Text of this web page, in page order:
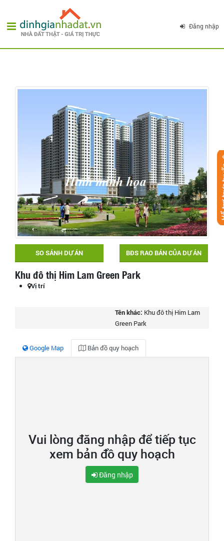
Đăng nhập
SO SÁNH DỰ ÁN BĐS RAO BÁN CỦA DỰ ÁN
Khu đô thị Him Lam Green Park
Vị trí
Tên khác: Khu đô thị Him Lam
Green Park
Google Map Bản đồ quy hoạch
Vui lòng đăng nhập để tiếp tục
xem bản đồ quy hoạch
Đăng nhập